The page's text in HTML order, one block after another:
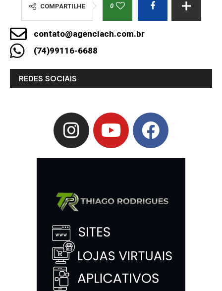
COMPARTILHE 0
contato@agenciach.com.br
(74)99116-6688
REDES SOCIAIS